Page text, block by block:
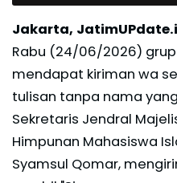
Jakarta,
Rabu (24/06/2026)
mendapat kiriman wa
tulisan tanpa nama
Sekretaris Jendral
Himpunan Mahasiswa
Syamsul Qomar,